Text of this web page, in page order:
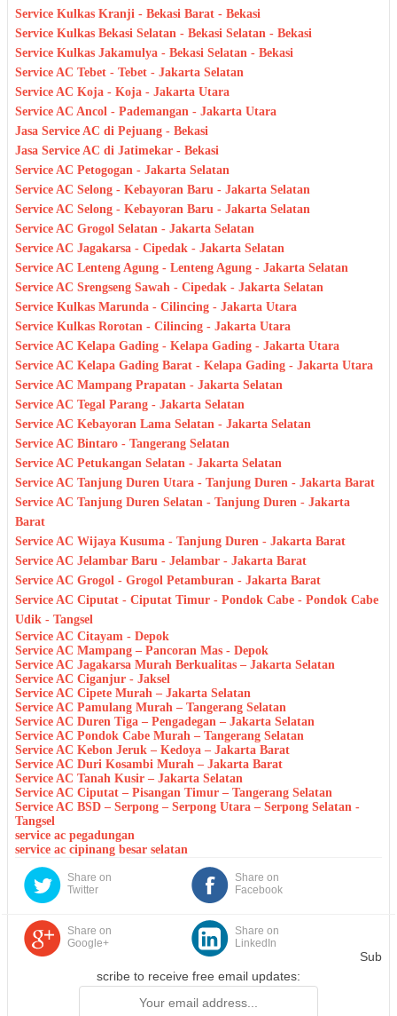
Service Kulkas Kranji - Bekasi Barat - Bekasi
Service Kulkas Bekasi Selatan - Bekasi Selatan - Bekasi
Service Kulkas Jakamulya - Bekasi Selatan - Bekasi
Service AC Tebet - Tebet - Jakarta Selatan
Service AC Koja - Koja - Jakarta Utara
Service AC Ancol - Pademangan - Jakarta Utara
Jasa Service AC di Pejuang - Bekasi
Jasa Service AC di Jatimekar - Bekasi
Service AC Petogogan - Jakarta Selatan
Service AC Selong - Kebayoran Baru - Jakarta Selatan
Service AC Selong - Kebayoran Baru - Jakarta Selatan
Service AC Grogol Selatan - Jakarta Selatan
Service AC Jagakarsa - Cipedak - Jakarta Selatan
Service AC Lenteng Agung - Lenteng Agung - Jakarta Selatan
Service AC Srengseng Sawah - Cipedak - Jakarta Selatan
Service Kulkas Marunda - Cilincing - Jakarta Utara
Service Kulkas Rorotan - Cilincing - Jakarta Utara
Service AC Kelapa Gading - Kelapa Gading - Jakarta Utara
Service AC Kelapa Gading Barat - Kelapa Gading - Jakarta Utara
Service AC Mampang Prapatan - Jakarta Selatan
Service AC Tegal Parang - Jakarta Selatan
Service AC Kebayoran Lama Selatan - Jakarta Selatan
Service AC Bintaro - Tangerang Selatan
Service AC Petukangan Selatan - Jakarta Selatan
Service AC Tanjung Duren Utara - Tanjung Duren - Jakarta Barat
Service AC Tanjung Duren Selatan - Tanjung Duren - Jakarta
Barat
Service AC Wijaya Kusuma - Tanjung Duren - Jakarta Barat
Service AC Jelambar Baru - Jelambar - Jakarta Barat
Service AC Grogol - Grogol Petamburan - Jakarta Barat
Service AC Ciputat - Ciputat Timur - Pondok Cabe - Pondok Cabe
Udik - Tangsel
Service AC Citayam - Depok
Service AC Mampang – Pancoran Mas - Depok
Service AC Jagakarsa Murah Berkualitas – Jakarta Selatan
Service AC Ciganjur - Jaksel
Service AC Cipete Murah – Jakarta Selatan
Service AC Pamulang Murah – Tangerang Selatan
Service AC Duren Tiga – Pengadegan – Jakarta Selatan
Service AC Pondok Cabe Murah – Tangerang Selatan
Service AC Kebon Jeruk – Kedoya – Jakarta Barat
Service AC Duri Kosambi Murah – Jakarta Barat
Service AC Tanah Kusir – Jakarta Selatan
Service AC Ciputat – Pisangan Timur – Tangerang Selatan
Service AC BSD – Serpong – Serpong Utara – Serpong Selatan -
Tangsel
service ac pegadungan
service ac cipinang besar selatan
Share on
Facebook
Share on
Twitter
Share on
Google+
Share on
LinkedIn
Sub
scribe to receive free email updates: